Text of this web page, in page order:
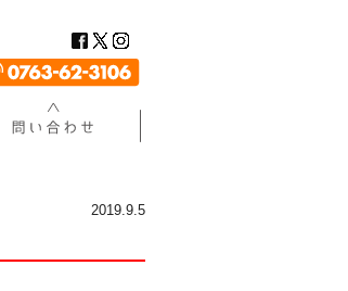
2019.9.5